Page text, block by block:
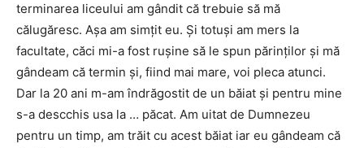
terminarea liceului am gândit că trebuie să mă
călugăresc. Așa am simțit eu. Și totuși am mers la
facultate, căci mi-a fost rușine să le spun părinților și mă
gândeam că termin și, fiind mai mare, voi pleca atunci.
Dar la 20 ani m-am îndrăgostit de un băiat și pentru mine
s-a descchis usa la … păcat. Am uitat de Dumnezeu
pentru un timp, am trăit cu acest băiat iar eu gândeam că